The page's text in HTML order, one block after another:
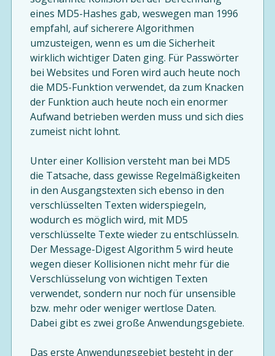
eines MD5-Hashes gab, weswegen man 1996
empfahl, auf sicherere Algorithmen
umzusteigen, wenn es um die Sicherheit
wirklich wichtiger Daten ging. Für Passwörter
bei Websites und Foren wird auch heute noch
die MD5-Funktion verwendet, da zum Knacken
der Funktion auch heute noch ein enormer
Aufwand betrieben werden muss und sich dies
zumeist nicht lohnt.
Unter einer Kollision versteht man bei MD5
die Tatsache, dass gewisse Regelmäßigkeiten
in den Ausgangstexten sich ebenso in den
verschlüsselten Texten widerspiegeln,
wodurch es möglich wird, mit MD5
verschlüsselte Texte wieder zu entschlüsseln.
Der Message-Digest Algorithm 5 wird heute
wegen dieser Kollisionen nicht mehr für die
Verschlüsselung von wichtigen Texten
verwendet, sondern nur noch für unsensible
bzw. mehr oder weniger wertlose Daten.
Dabei gibt es zwei große Anwendungsgebiete.
Das erste Anwendungsgebiet besteht in der